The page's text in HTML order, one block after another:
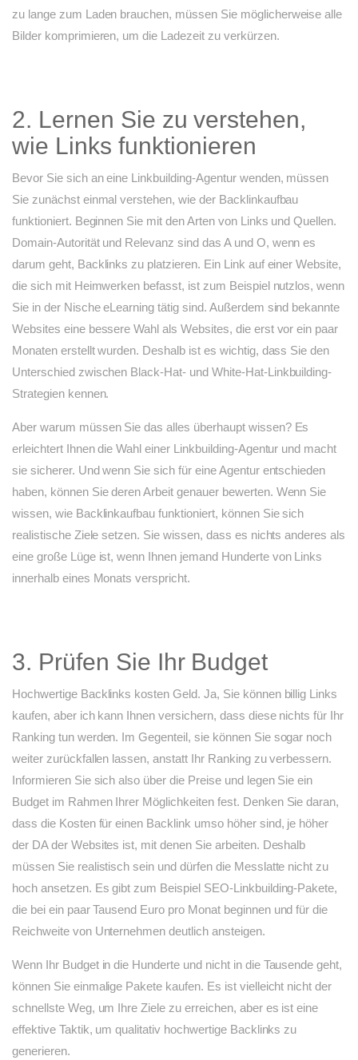
zu lange zum Laden brauchen, müssen Sie möglicherweise alle
Bilder komprimieren, um die Ladezeit zu verkürzen.
2. Lernen Sie zu verstehen,
wie Links funktionieren
Bevor Sie sich an eine Linkbuilding-Agentur wenden, müssen
Sie zunächst einmal verstehen, wie der Backlinkaufbau
funktioniert. Beginnen Sie mit den Arten von Links und Quellen.
Domain-Autorität und Relevanz sind das A und O, wenn es
darum geht, Backlinks zu platzieren. Ein Link auf einer Website,
die sich mit Heimwerken befasst, ist zum Beispiel nutzlos, wenn
Sie in der Nische eLearning tätig sind. Außerdem sind bekannte
Websites eine bessere Wahl als Websites, die erst vor ein paar
Monaten erstellt wurden. Deshalb ist es wichtig, dass Sie den
Unterschied zwischen Black-Hat- und White-Hat-Linkbuilding-
Strategien kennen.
Aber warum müssen Sie das alles überhaupt wissen? Es
erleichtert Ihnen die Wahl einer Linkbuilding-Agentur und macht
sie sicherer. Und wenn Sie sich für eine Agentur entschieden
haben, können Sie deren Arbeit genauer bewerten. Wenn Sie
wissen, wie Backlinkaufbau funktioniert, können Sie sich
realistische Ziele setzen. Sie wissen, dass es nichts anderes als
eine große Lüge ist, wenn Ihnen jemand Hunderte von Links
innerhalb eines Monats verspricht.
3. Prüfen Sie Ihr Budget
Hochwertige Backlinks kosten Geld. Ja, Sie können billig Links
kaufen, aber ich kann Ihnen versichern, dass diese nichts für Ihr
Ranking tun werden. Im Gegenteil, sie können Sie sogar noch
weiter zurückfallen lassen, anstatt Ihr Ranking zu verbessern.
Informieren Sie sich also über die Preise und legen Sie ein
Budget im Rahmen Ihrer Möglichkeiten fest. Denken Sie daran,
dass die Kosten für einen Backlink umso höher sind, je höher
der DA der Websites ist, mit denen Sie arbeiten. Deshalb
müssen Sie realistisch sein und dürfen die Messlatte nicht zu
hoch ansetzen. Es gibt zum Beispiel SEO-Linkbuilding-Pakete,
die bei ein paar Tausend Euro pro Monat beginnen und für die
Reichweite von Unternehmen deutlich ansteigen.
Wenn Ihr Budget in die Hunderte und nicht in die Tausende geht,
können Sie einmalige Pakete kaufen. Es ist vielleicht nicht der
schnellste Weg, um Ihre Ziele zu erreichen, aber es ist eine
effektive Taktik, um qualitativ hochwertige Backlinks zu
generieren.